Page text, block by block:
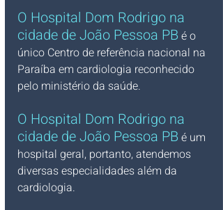
O Hospital Dom Rodrigo na
cidade de João Pessoa PB é o
único Centro de referência nacional na
Paraíba em cardiologia reconhecido
pelo ministério da saúde.
O Hospital Dom Rodrigo na
cidade de João Pessoa PB é um
hospital geral, portanto, atendemos
diversas especialidades além da
cardiologia.